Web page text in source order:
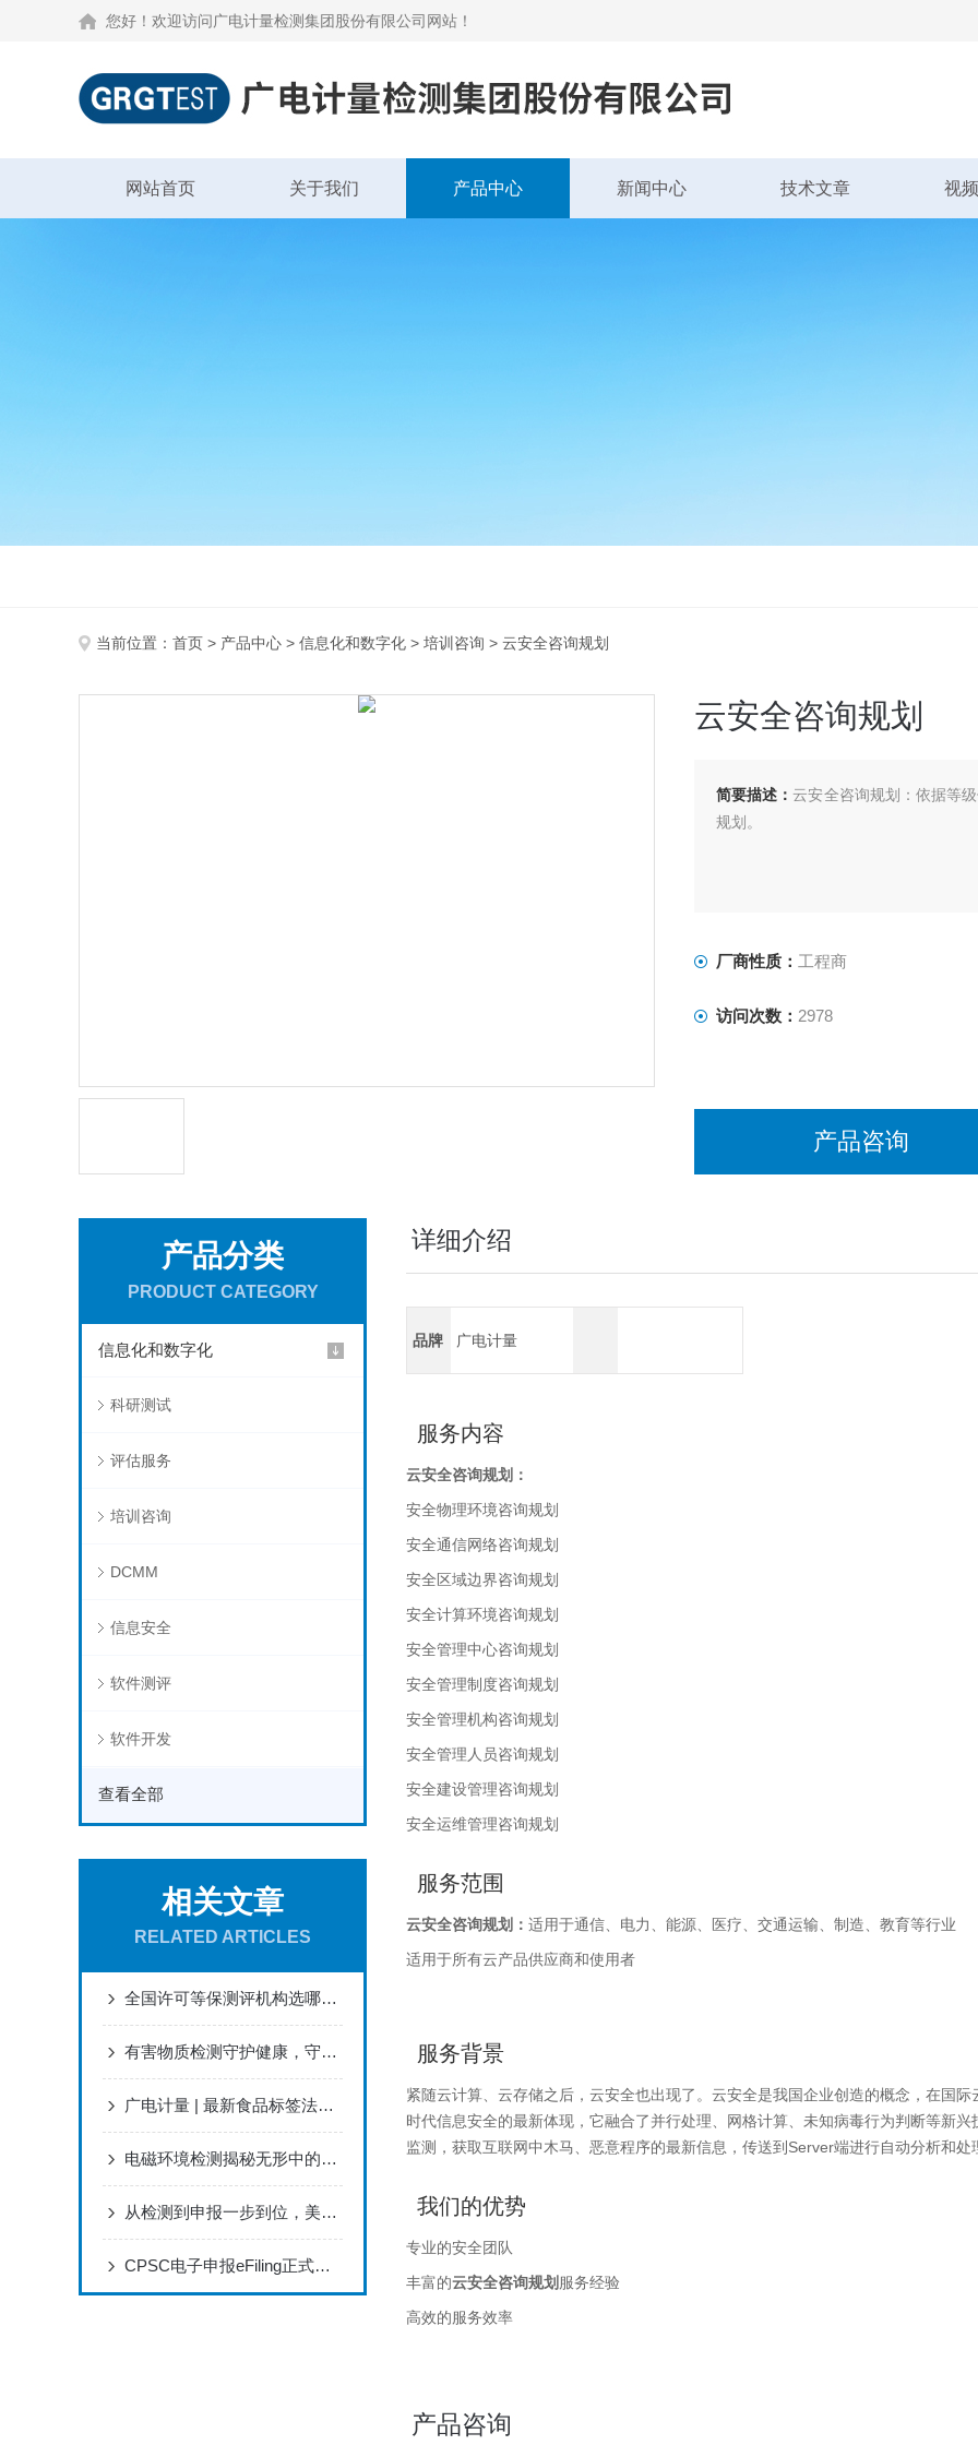
您好！欢迎访问广电计量检测集团股份有限公司网站！
网站首页 关于我们 产品中心 新闻中心 技术文章 视
当前位置： 首页 > 产品中心 > 信息化和数字化 > 培训咨询 > 云安全咨询规划
云安全咨询规划
简要描述：云安全咨询规划：依据等
规划。
厂商性质： 工程商
访问次数： 2978
产品咨询
产品分类
PRODUCT CATEGORY
信息化和数字化
科研测试
评估服务
培训咨询
DCMM
信息安全
软件测评
软件开发
查看全部
相关文章
RELATED ARTICLES
全国许可等保测评机构选哪家｜广电计量专业靠谱
有害物质检测守护健康，守护环境新举措
广电计量 | 最新食品标签法规及标准详解
电磁环境检测揭秘无形中的幕后守护者
从检测到申报一步到位，美国CPSC合规这样做最省心
CPSC电子申报eFiling正式由“自愿试点“转为“强制执行
详细介绍
品牌 广电计量
服务内容
云安全咨询规划 ：
安全物理环境咨询规划
安全通信网络咨询规划
安全区域边界咨询规划
安全计算环境咨询规划
安全管理中心咨询规划
安全管理制度咨询规划
安全管理机构咨询规划
安全管理人员咨询规划
安全建设管理咨询规划
安全运维管理咨询规划
服务范围
云安全咨询规划 ： 适用于通信、电力、能源、医疗、交通运输、制造、教育等行业
适用于所有云产品供应商和使用者
服务背景
紧随云计算、云存储之后，云安全也出现了。云安全是我国企业创造的概念，在国
时代信息安全的最新体现，它融合了并行处理、网格计算、未知病毒行为判断等新
监测，获取互联网中木马、恶意程序的最新信息，传送到Server端进行自动分析和
我们的优势
专业的安全团队
丰富的云安全咨询规划 服务经验
高效的服务效率
产品咨询